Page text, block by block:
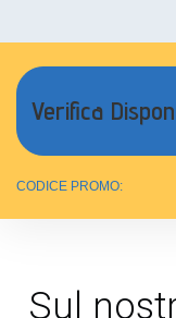
CODICE PROMO:
Sul